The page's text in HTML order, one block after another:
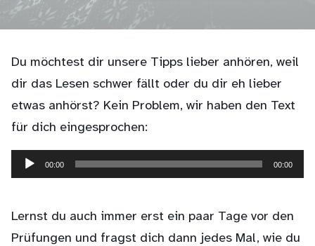
Du möchtest dir unsere Tipps lieber anhören, weil
dir das Lesen schwer fällt oder du dir eh lieber
etwas anhörst? Kein Problem, wir haben den Text
für dich eingesprochen:
Audio-
00:00 00:00
Lernst du auch immer erst ein paar Tage vor den
Prüfungen und fragst dich dann jedes Mal, wie du